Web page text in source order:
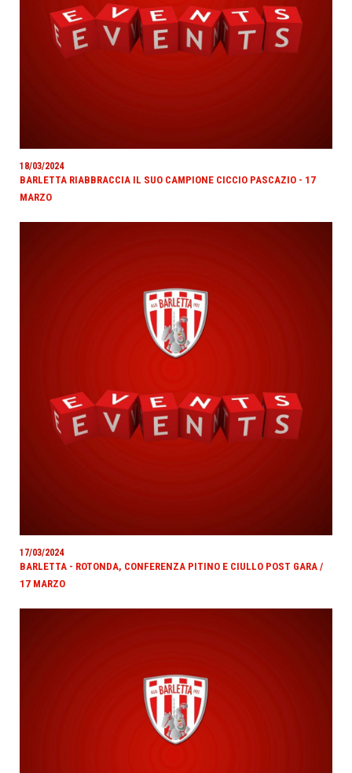
18/03/2024
BARLETTA RIABBRACCIA IL SUO CAMPIONE CICCIO PASCAZIO - 17
MARZO
17/03/2024
BARLETTA - ROTONDA, CONFERENZA PITINO E CIULLO POST GARA /
17 MARZO